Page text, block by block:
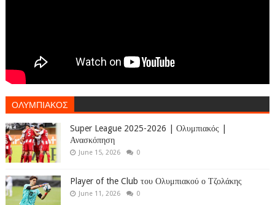
ΟΛΥΜΠΙΑΚΟΣ
Super League 2025-2026 | Ολυμπιακός |
Ανασκόπηση
June 15, 2026 0
Player of the Club του Ολυμπιακού ο Τζολάκης
June 11, 2026 0